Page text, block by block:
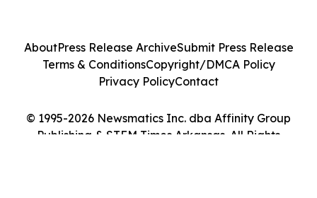
© 1995-2026 Newsmatics Inc. dba Affinity Group
Publishing & STEM Times Arkansas. All Rights
AboutPress Release ArchiveSubmit Press Release
Terms & ConditionsCopyright/DMCA Policy
Privacy PolicyContact